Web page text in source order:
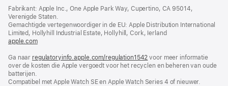
nieuw
geopend)
Fabrikant: Apple Inc., One Apple Park Way, Cupertino, CA 95014,
Verenigde Staten.
Gemachtigde vertegenwoordiger in de EU: Apple Distribution International
Limited, Hollyhill Industrial Estate, Hollyhill, Cork, Ierland
apple.com(wordt
nieuw
venster
Ga naar regulatoryinfo.apple.com/regulation1542 (wordt
in
venster
voor meer informatie
over de kosten die Apple vergoedt voor het recyclen en beheren van oude
batterijen.
Compatibel met Apple Watch SE en Apple Watch Series 4 of nieuwer.